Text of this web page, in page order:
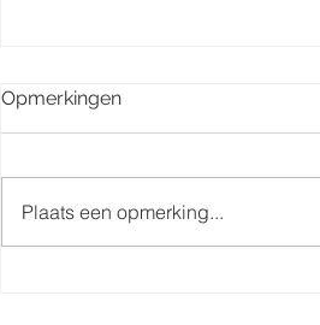
Misintenties week 32
Opmerkingen
Plaats een opmerking...